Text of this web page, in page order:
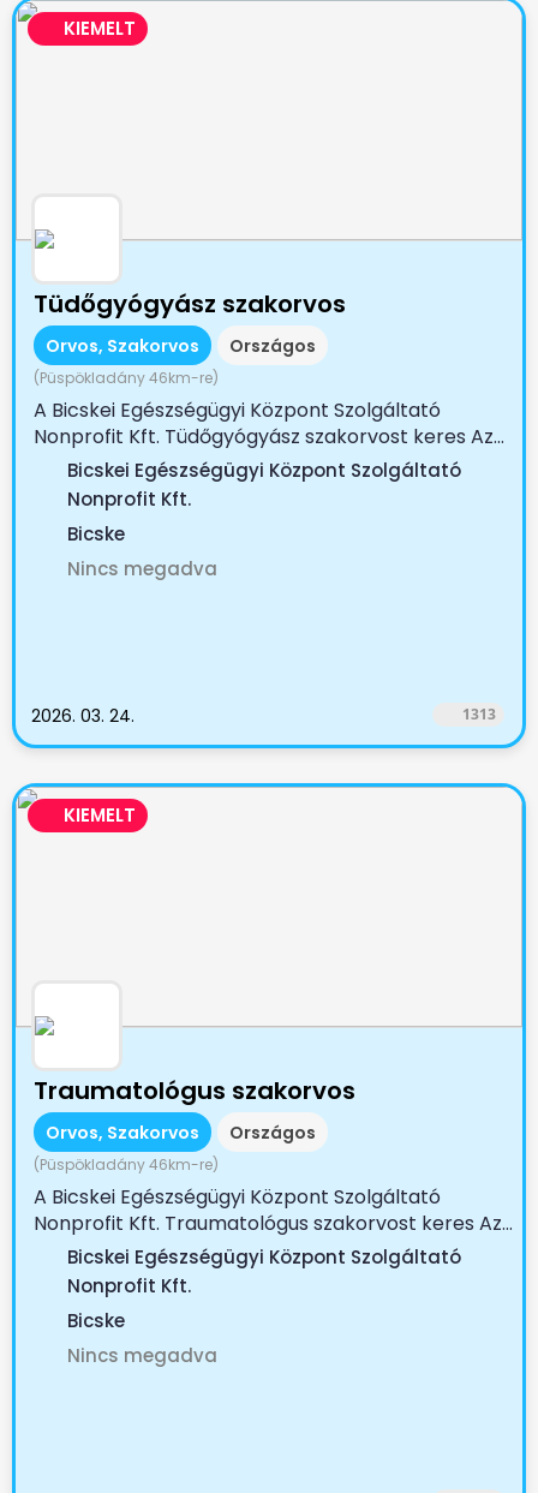
KIEMELT
Tüdőgyógyász szakorvos
Orvos, Szakorvos Országos
(Püspökladány 46km-re)
A Bicskei Egészségügyi Központ Szolgáltató
Nonprofit Kft. Tüdőgyógyász szakorvost keres Az...
Bicskei Egészségügyi Központ Szolgáltató
Nonprofit Kft.
Bicske
Nincs megadva
2026. 03. 24. 1313
KIEMELT
Traumatológus szakorvos
Orvos, Szakorvos Országos
(Püspökladány 46km-re)
A Bicskei Egészségügyi Központ Szolgáltató
Nonprofit Kft. Traumatológus szakorvost keres Az...
Bicskei Egészségügyi Központ Szolgáltató
Nonprofit Kft.
Bicske
Nincs megadva